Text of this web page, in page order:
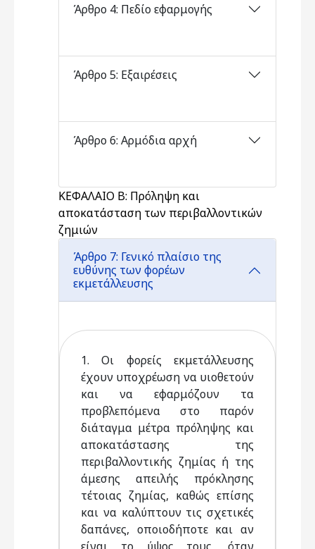
Άρθρο 4: Πεδίο εφαρμογής
Άρθρο 5: Εξαιρέσεις
Άρθρο 6: Αρμόδια αρχή
KEΦΑΛΑΙΟ Β: Πρόληψη και
αποκατάσταση των περιβαλλοντικών
ζημιών
Άρθρο 7: Γενικό πλαίσιο της
ευθύνης των φορέων
εκμετάλλευσης
1. Οι φορείς εκμετάλλευσης
έχουν υποχρέωση να υιοθετούν
και να εφαρμόζουν τα
προβλεπόμενα στο παρόν
διάταγμα μέτρα πρόληψης και
αποκατάστασης της
περιβαλλοντικής ζημίας ή της
άμεσης απειλής πρόκλησης
τέτοιας ζημίας, καθώς επίσης
και να καλύπτουν τις σχετικές
δαπάνες, οποιοδήποτε και αν